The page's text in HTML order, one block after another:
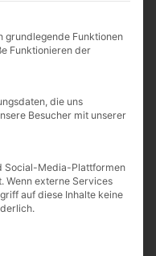
–
Gruppen, für die eine
grundlegende Funktionen
Funktionieren der
die uns
Besucher mit unserer
Social-Media-Plattformen
Wenn externe Services
auf diese Inhalte keine